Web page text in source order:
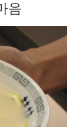
음